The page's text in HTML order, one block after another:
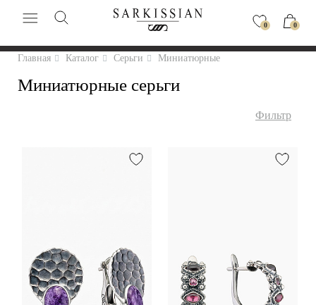
0 0
Главная Каталог Серьги Миниатюрные
Миниатюрные серьги
Фильтр